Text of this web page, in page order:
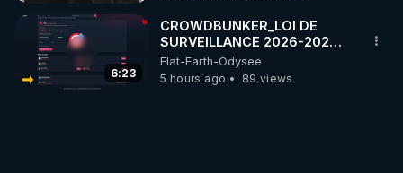
6:23
CROWDBUNKER_LOI DE
SURVEILLANCE 2026-2027
DES RESEAUX SOCIAUX -
FERMETURE DE COMPTES A
Flat-Earth-Odysee
5 hours ago
89 views